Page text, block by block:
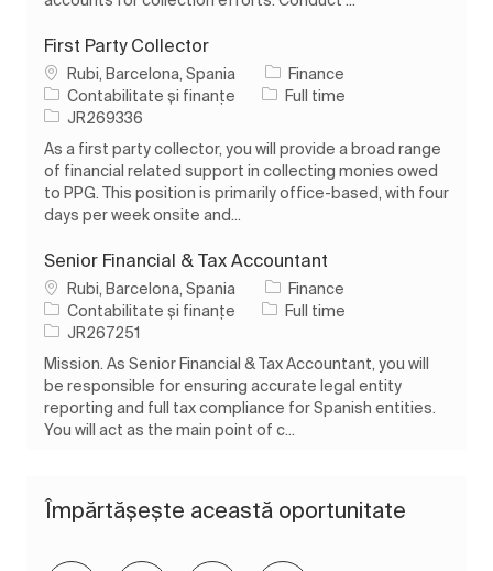
First Party Collector
LocRubi, Barcelona, Spania
Finance
Categorie
Contabilitate și finanțe Tipul postului
Full time
Job IdJR269336
As a first party collector, you will provide a broad range
of financial related support in collecting monies owed
to PPG. This position is primarily office-based, with four
days per week onsite and...
Senior Financial & Tax Accountant
LocRubi, Barcelona, Spania
Finance
Categorie
Contabilitate și finanțe Tipul postului
Full time
Job IdJR267251
Mission. As Senior Financial & Tax Accountant, you will
be responsible for ensuring accurate legal entity
reporting and full tax compliance for Spanish entities.
You will act as the main point of c...
Împărtășește această oportunitate